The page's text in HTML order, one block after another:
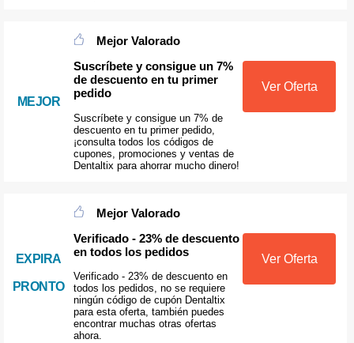
MEJOR
Mejor Valorado
Suscríbete y consigue un 7%
de descuento en tu primer
pedido
Suscríbete y consigue un 7% de
descuento en tu primer pedido,
¡consulta todos los códigos de
cupones, promociones y ventas de
Dentaltix para ahorrar mucho dinero!
Ver Oferta
EXPIRA
PRONTO
Mejor Valorado
Verificado - 23% de descuento
en todos los pedidos
Verificado - 23% de descuento en
todos los pedidos, no se requiere
ningún código de cupón Dentaltix
para esta oferta, también puedes
encontrar muchas otras ofertas
ahora.
Ver Oferta